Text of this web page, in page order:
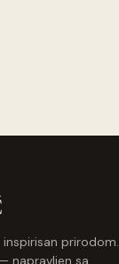
prirodom.
napravljen sa